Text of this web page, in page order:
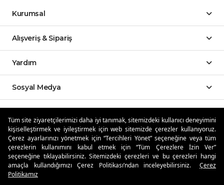
Tüm site ziyaretçilerimizi daha iyi tanımak, sitemizdeki kullanıcı deneyimini
kişiselleştirmek ve iyileştirmek için web sitemizde çerezler kullanıyoruz.
Çerez ayarlarınızı yönetmek için “Tercihleri Yönet” seçeneğine veya tüm
çerezlerin kullanımını kabul etmek için “Tüm Çerezlere İzin Ver”
seçeneğine tıklayabilirsiniz. Sitemizdeki çerezleri ve bu çerezleri hangi
amaçla kullandığımızı Çerez Politikası’ndan inceleyebilirsiniz.
Çerez
Politikamız
Kurumsal
Alışveriş & Sipariş
Yardım
Sosyal Medya
Özdilekteyim'de Taksit Avantajları
Güvenli Alışveriş